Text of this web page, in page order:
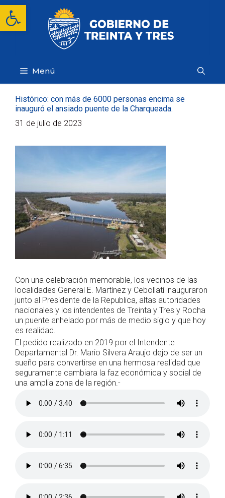
Abrir barra de herramientas
Saltar
contenido
Menú
Histórico: con más de 6000 personas encima se
inauguró el ansiado puente de la Charqueada.
31 de julio de 2023
Con una celebración memorable, los vecinos de las
localidades General E. Martínez y Cebollatí inauguraron
junto al Presidente de la Republica, altas autoridades
nacionales y los intendentes de Treinta y Tres y Rocha
un puente anhelado por más de medio siglo y que hoy
es realidad.
El pedido realizado en 2019 por el Intendente
Departamental Dr. Mario Silvera Araujo dejo de ser un
sueño para convertirse en una hermosa realidad que
seguramente cambiara la faz económica y social de
una amplia zona de la región.-